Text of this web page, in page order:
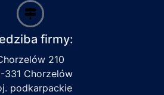
firmy:
210
331 Chorzelów
podkarpackie